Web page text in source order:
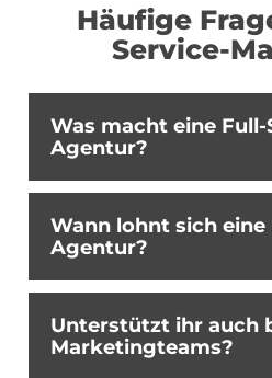
Häufige
Service-
Was macht eine Full-
Agentur?
Eine Full-Service-
Unternehmen bei allen
Kampagnen und
ist ein einheitlicher
Wann lohnt sich eine
Agentur?
Eine Full-Service-
immer dann, wenn
Unterstützt ihr auch
Marketingteams?